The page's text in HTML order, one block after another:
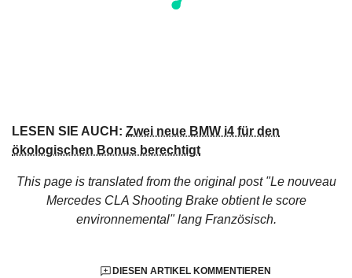
LESEN SIE AUCH: Zwei neue BMW i4 für den
ökologischen Bonus berechtigt
This page is translated from the original post "Le nouveau
Mercedes CLA Shooting Brake obtient le score
environnemental"lang Französisch.
DIESEN ARTIKEL KOMMENTIEREN